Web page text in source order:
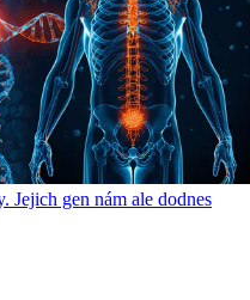
Jejich gen nám ale dodnes